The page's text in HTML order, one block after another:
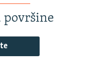
površine